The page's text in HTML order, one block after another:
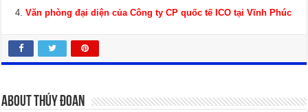
Văn phòng đại diện của Công ty CP quốc tế ICO tại Vĩnh Phúc
About Thúy Đoan